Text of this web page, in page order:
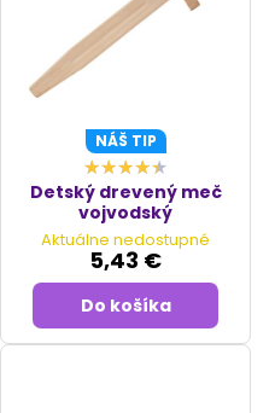
NÁŠ TIP
Detský drevený meč
vojvodský
Aktuálne nedostupné
5,43 €
Do košíka